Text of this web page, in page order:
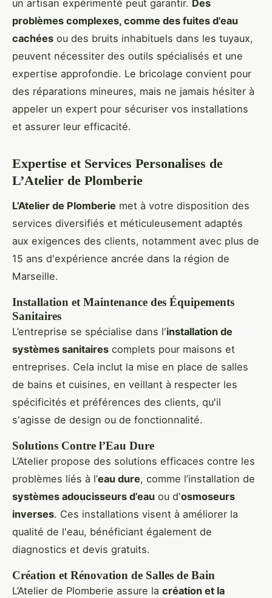
un artisan expérimenté peut garantir. Des
problèmes complexes, comme des fuites d'eau
cachées ou des bruits inhabituels dans les tuyaux,
peuvent nécessiter des outils spécialisés et une
expertise approfondie. Le bricolage convient pour
des réparations mineures, mais ne jamais hésiter à
appeler un expert pour sécuriser vos installations
et assurer leur efficacité.
Expertise et Services Personalises de
L’Atelier de Plomberie
L’Atelier de Plomberie met à votre disposition des
services diversifiés et méticuleusement adaptés
aux exigences des clients, notamment avec plus de
15 ans d'expérience ancrée dans la région de
Marseille.
Installation et Maintenance des Équipements
Sanitaires
L’entreprise se spécialise dans l'installation de
systèmes sanitaires complets pour maisons et
entreprises. Cela inclut la mise en place de salles
de bains et cuisines, en veillant à respecter les
spécificités et préférences des clients, qu'il
s'agisse de design ou de fonctionnalité.
Solutions Contre l’Eau Dure
L’Atelier propose des solutions efficaces contre les
problèmes liés à l’eau dure, comme l’installation de
systèmes adoucisseurs d’eau ou d'osmoseurs
inverses. Ces installations visent à améliorer la
qualité de l'eau, bénéficiant également de
diagnostics et devis gratuits.
Création et Rénovation de Salles de Bain
L’Atelier de Plomberie assure la création et la